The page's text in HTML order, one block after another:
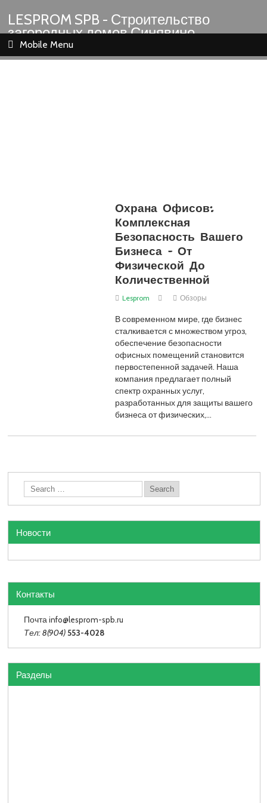
LESPROM SPB - Строительство
загородных домов Синявино
Шлиссельбург Кировск Назия
Mobile Menu
Охрана Офисов:
Комплексная
Безопасность Вашего
Бизнеса – От
Физической До
Количественной
Lesprom Обзоры
В современном мире, где бизнес
сталкивается с множеством угроз,
обеспечение безопасности
офисных помещений становится
первостепенной задачей. Наша
компания предлагает полный
спектр охранных услуг,
разработанных для защиты вашего
бизнеса от физических,…
Новости
Контакты
Почта info@lesprom-spb.ru
Тел: 8(904) 553-4028
Разделы